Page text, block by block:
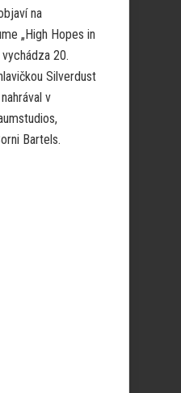
na
„High Hopes in
20.
Silverdust
v
Bartels.